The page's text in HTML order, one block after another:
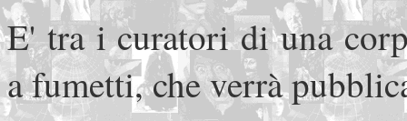
E' tra i curatori di una
a fumetti, che verrà